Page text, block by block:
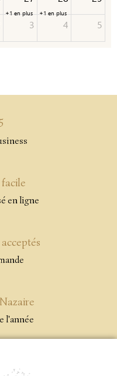
+1 en plus +1 en plus
3 4 5
en ligne
l'année